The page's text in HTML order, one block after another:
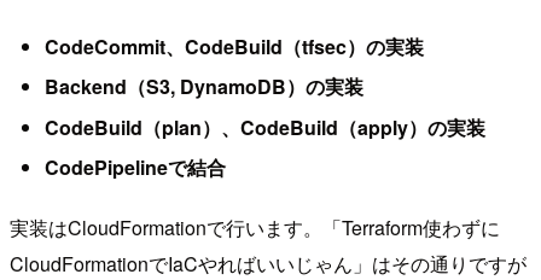
CodeCommit、CodeBuild（tfsec）の実装
Backend（S3, DynamoDB）の実装
CodeBuild（plan）、CodeBuild（apply）の実装
CodePipelineで結合
実装はCloudFormationで行います。「Terraform使わずに
CloudFormationでIaCやればいいじゃん」はその通りですが